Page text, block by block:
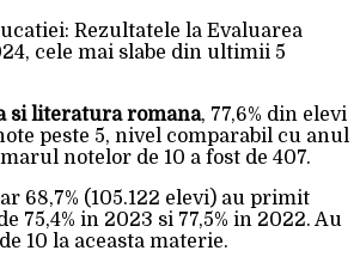
Rezultatele la Evaluarea
cele mai slabe din ultimii 5
si literatura romana, 77,6% din elevi
peste 5, nivel comparabil cu anul
notelor de 10 a fost de 407.
68,7% (105.122 elevi) au primit
75,4% in 2023 si 77,5% in 2022. Au
10 la aceasta materie.